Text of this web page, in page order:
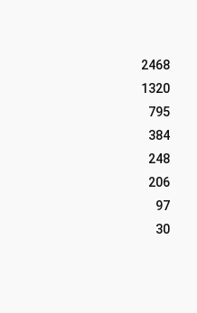
2468
1320
795
384
248
206
97
30